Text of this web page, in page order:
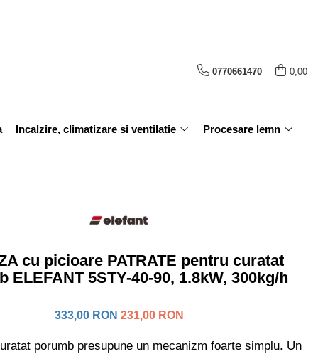
0770661470 0,00
Incalzire, climatizare si ventilatie Procesare lemn
cu picioare PATRATE pentru curatat
ELEFANT 5STY-40-90, 1.8kW, 300kg/h
333,00 RON 231,00 RON
porumb presupune un mecanizm foarte simplu. Un